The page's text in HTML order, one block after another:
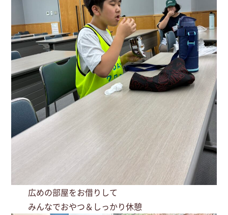
広めの部屋をお借りして
みんなでおやつ＆しっかり休憩